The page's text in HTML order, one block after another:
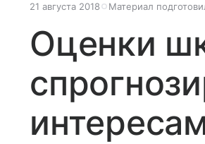
21 августа 2018 Материал
Оценки